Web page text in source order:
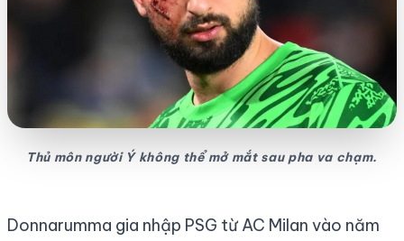
Thủ môn người Ý không thể mở mắt sau pha va chạm.
Donnarumma gia nhập PSG từ AC Milan vào năm